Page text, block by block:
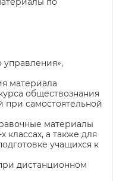
материала
обществознания
при самостоятельной
материалы
классах, а также для
учащихся к
дистанционном